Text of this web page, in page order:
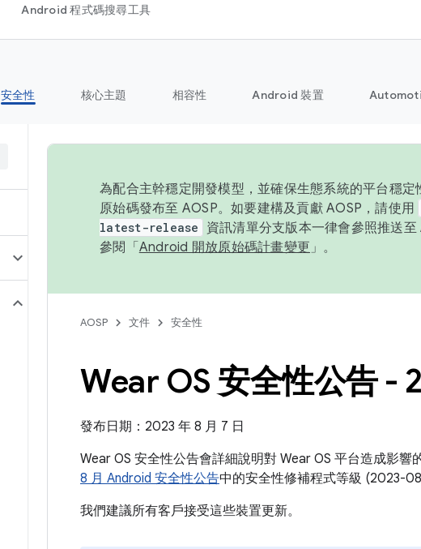
Android 程式碼搜尋工具
安全性 核心主題 相容性 Android 裝置
為配合主幹穩定開發模型，並確保生態系統的平台穩
原始碼發布至 AOSP。如要建構及貢獻 AOSP，請使用
latest-release
資訊清單分支版本一律會參照推送
參閱「 Android 開放原始碼計畫變更 」。
AOSP 文件 安全性
Wear OS 安全性公告 -
發布日期：2023 年 8 月 7 日
Wear OS 安全性公告會詳細說明對 Wear OS 平台造成影
8 月 Android 安全性公告中的安全性修補程式等級 (2023-
我們建議所有客戶接受這些裝置更新。